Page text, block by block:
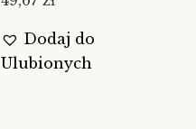
Dodaj do
Ulubionych